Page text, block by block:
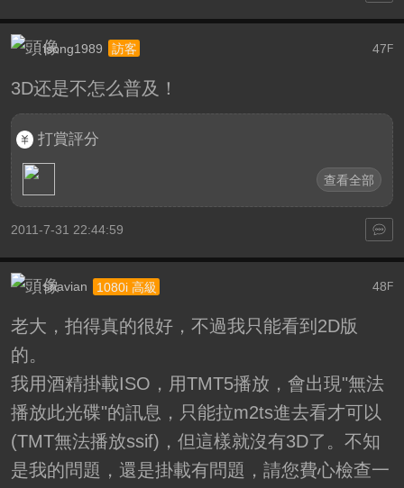
47 F
isong1989 訪客
3D还是不怎么普及！
打賞評分
查看全部
2011-7-31 22:44:59
48 F
shavian 1080i 高級
老大，拍得真的很好，不過我只能看到2D版
的。
我用酒精掛載ISO，用TMT5播放，會出現"無法
播放此光碟"的訊息，只能拉m2ts進去看才可以
(TMT無法播放ssif)，但這樣就沒有3D了。不知
是我的問題，還是掛載有問題，請您費心檢查一